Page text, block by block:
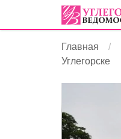
Главная
Углегорске